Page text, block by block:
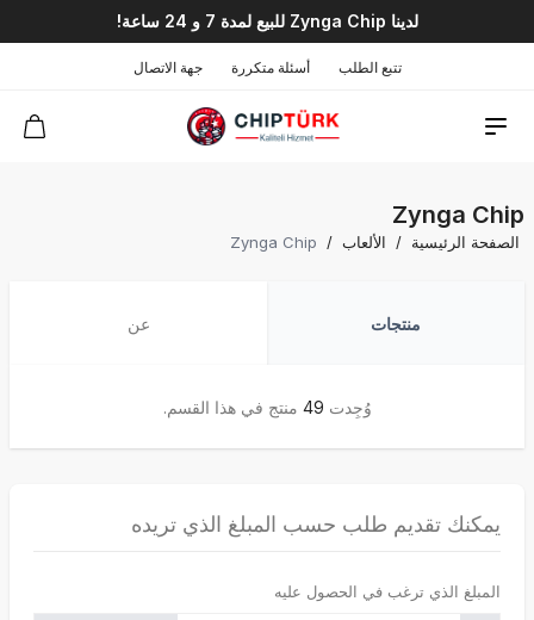
لدينا Zynga Chip للبيع لمدة 7 و 24 ساعة!
تتبع الطلب أسئلة متكررة جهة الاتصال
Zynga Chip
الصفحة الرئيسية / الألعاب /
Zynga Chip
منتجات عن
وُجِدت 49 منتج في هذا القسم.
يمكنك تقديم طلب حسب المبلغ الذي تريده
المبلغ الذي ترغب في الحصول عليه